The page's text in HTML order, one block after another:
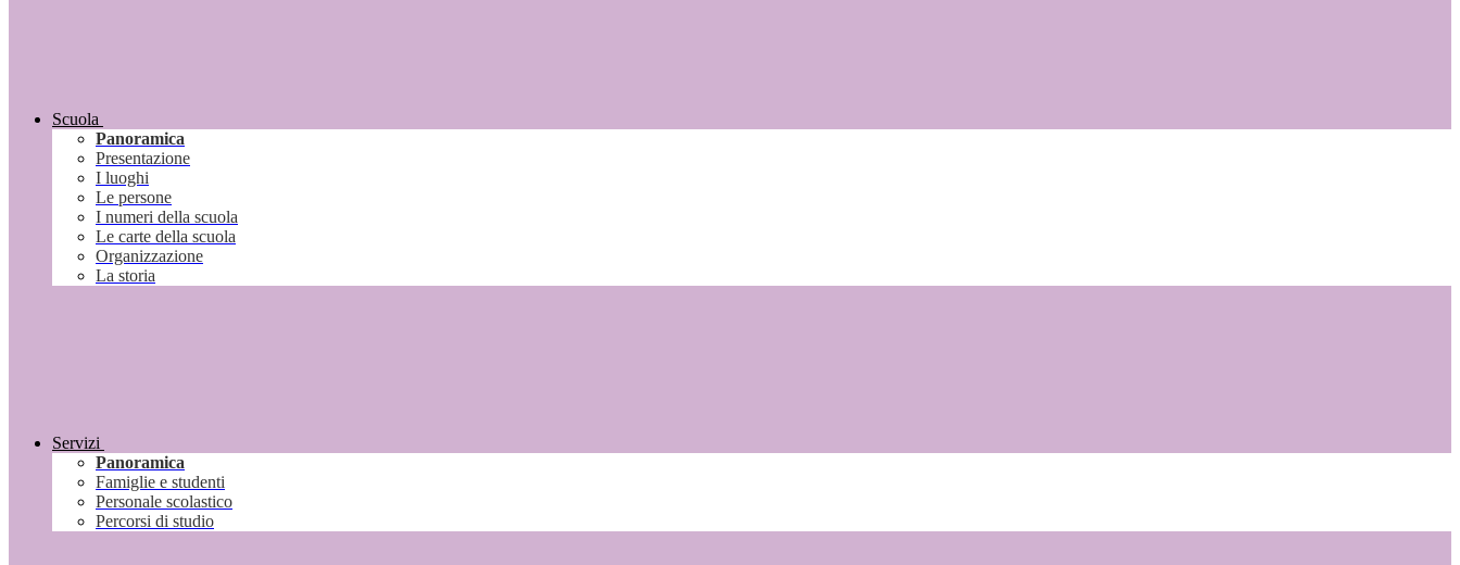
Scuola
Panoramica
Presentazione
I luoghi
Le persone
I numeri della scuola
Le carte della scuola
Organizzazione
La storia
Servizi
Panoramica
Famiglie e studenti
Personale scolastico
Percorsi di studio